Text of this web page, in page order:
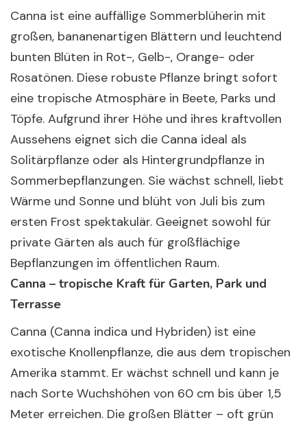
Canna ist eine auffällige Sommerblüherin mit
großen, bananenartigen Blättern und leuchtend
bunten Blüten in Rot-, Gelb-, Orange- oder
Rosatönen. Diese robuste Pflanze bringt sofort
eine tropische Atmosphäre in Beete, Parks und
Töpfe. Aufgrund ihrer Höhe und ihres kraftvollen
Aussehens eignet sich die Canna ideal als
Solitärpflanze oder als Hintergrundpflanze in
Sommerbepflanzungen. Sie wächst schnell, liebt
Wärme und Sonne und blüht von Juli bis zum
ersten Frost spektakulär. Geeignet sowohl für
private Gärten als auch für großflächige
Bepflanzungen im öffentlichen Raum.
Canna – tropische Kraft für Garten, Park und
Terrasse
Canna (Canna indica und Hybriden) ist eine
exotische Knollenpflanze, die aus dem tropischen
Amerika stammt. Er wächst schnell und kann je
nach Sorte Wuchshöhen von 60 cm bis über 1,5
Meter erreichen. Die großen Blätter – oft grün